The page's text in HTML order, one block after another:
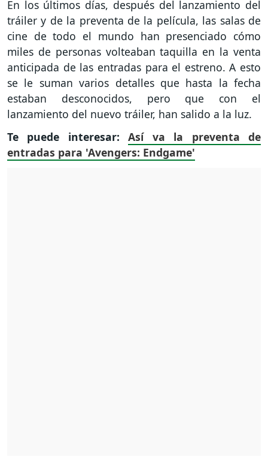
En los últimos días, después del lanzamiento del
tráiler y de la preventa de la película, las salas de
cine de todo el mundo han presenciado cómo
miles de personas volteaban taquilla en la venta
anticipada de las entradas para el estreno. A esto
se le suman varios detalles que hasta la fecha
estaban desconocidos, pero que con el
lanzamiento del nuevo tráiler, han salido a la luz.
Te puede interesar:Así va la preventa de
entradas para 'Avengers: Endgame'